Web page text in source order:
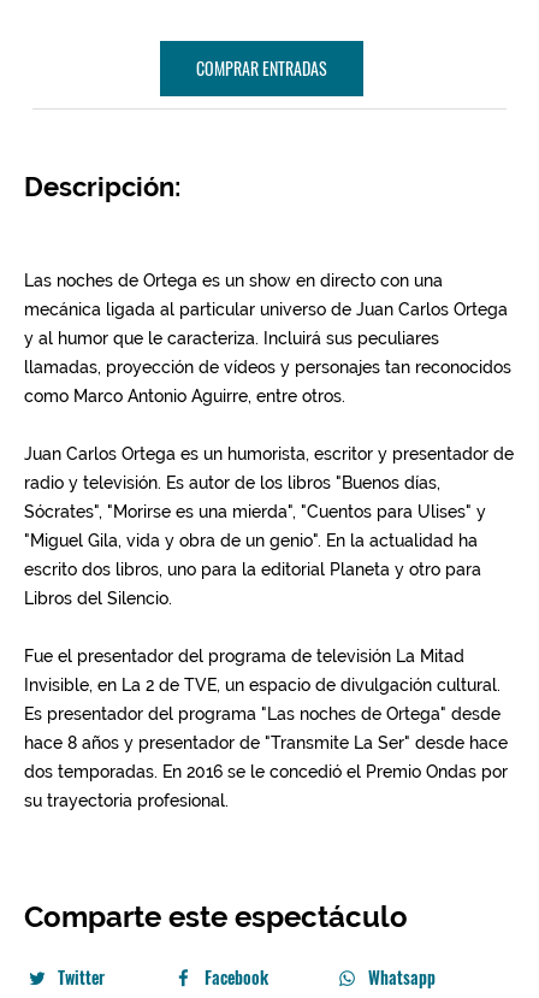
COMPRAR ENTRADAS
Descripción:
Comparte este espectáculo
Twitter Facebook Whatsapp